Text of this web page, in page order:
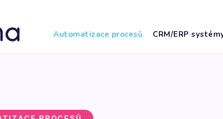
Automatizace procesů CRM/ERP